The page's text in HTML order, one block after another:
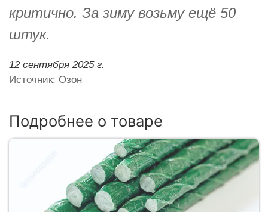
критично. За зиму возьму ещё 50
штук.
12 сентября 2025 г.
Источник: Озон
Подробнее о товаре